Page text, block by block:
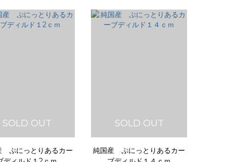
SOLD OUT
ぷにっとりあるカー
SOLD OUT
純国産 ぷにっとりあるカー